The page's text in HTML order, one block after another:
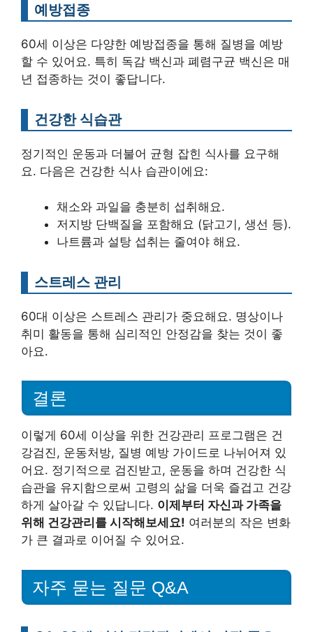
예방접종
60세 이상은 다양한 예방접종을 통해 질병을 예방
할 수 있어요. 특히 독감 백신과 폐렴구균 백신은 매
년 접종하는 것이 좋답니다.
건강한 식습관
정기적인 운동과 더불어 균형 잡힌 식사를 요구해
요. 다음은 건강한 식사 습관이에요:
채소와 과일을 충분히 섭취해요.
저지방 단백질을 포함해요 (닭고기, 생선 등).
나트륨과 설탕 섭취는 줄여야 해요.
스트레스 관리
60대 이상은 스트레스 관리가 중요해요. 명상이나
취미 활동을 통해 심리적인 안정감을 찾는 것이 좋
아요.
결론
이렇게 60세 이상을 위한 건강관리 프로그램은 건
강검진, 운동처방, 질병 예방 가이드로 나뉘어져 있
어요. 정기적으로 검진받고, 운동을 하며 건강한 식
습관을 유지함으로써 고령의 삶을 더욱 즐겁고 건강
하게 살아갈 수 있답니다. 이제부터 자신과 가족을
위해 건강관리를 시작해보세요! 여러분의 작은 변화
가 큰 결과로 이어질 수 있어요.
자주 묻는 질문 Q&A